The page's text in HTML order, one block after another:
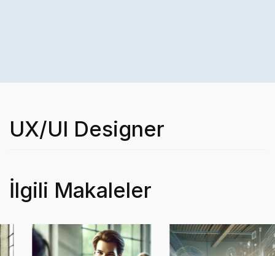
UX/UI Designer
İlgili Makaleler